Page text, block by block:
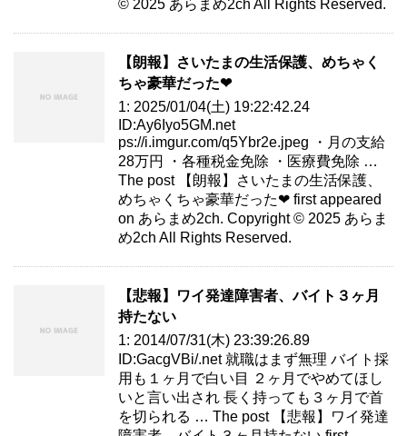
© 2025 あらまめ2ch All Rights Reserved.
【朗報】さいたまの生活保護、めちゃく
ちゃ豪華だった❤
1: 2025/01/04(土) 19:22:42.24
ID:Ay6Iyo5GM.net
ps://i.imgur.com/q5Ybr2e.jpeg ・月の支給
28万円 ・各種税金免除 ・医療費免除 …
The post 【朗報】さいたまの生活保護、
めちゃくちゃ豪華だった❤ first appeared
on あらまめ2ch. Copyright © 2025 あらま
め2ch All Rights Reserved.
【悲報】ワイ発達障害者、バイト３ヶ月
持たない
1: 2014/07/31(木) 23:39:26.89
ID:GacgVBi/.net 就職はまず無理 バイト採
用も１ヶ月で白い目 ２ヶ月でやめてほし
いと言い出され 長く持っても３ヶ月で首
を切られる … The post 【悲報】ワイ発達